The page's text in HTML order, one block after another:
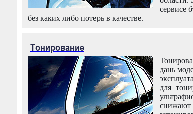
сервисе
без каких либо потерь в качестве.
Тонирование
дань
для